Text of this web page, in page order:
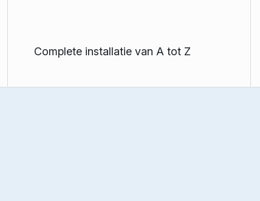
Complete installatie van A tot Z